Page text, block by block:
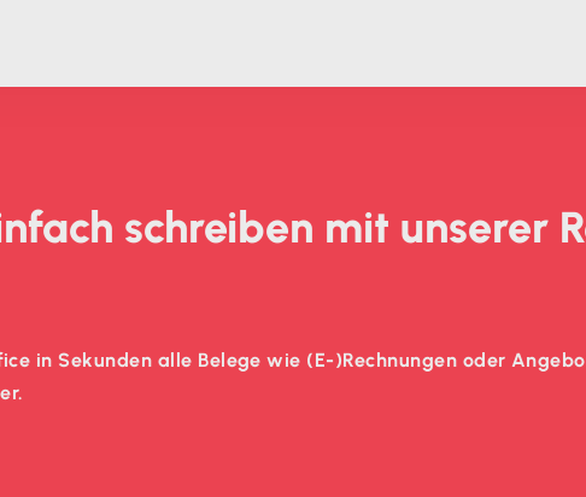
schreiben mit unserer
in Sekunden alle Belege wie (E-)Rechnungen oder